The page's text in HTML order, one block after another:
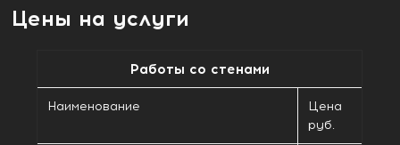
Цены на услуги
Работы со стенами
Наименование
Цена
руб.